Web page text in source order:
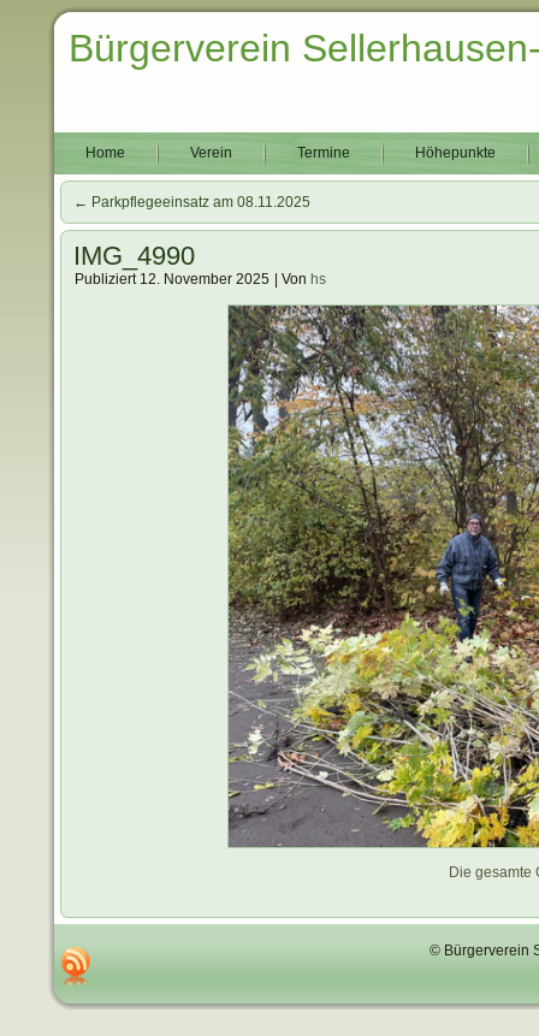
Bürgerverein
Home Verein Termine Höhepunkte
← Parkpflegeeinsatz am 08.11.2025
IMG_4990
Publiziert 12. November 2025 Von hs
Die gesamte
© Bürgerverein